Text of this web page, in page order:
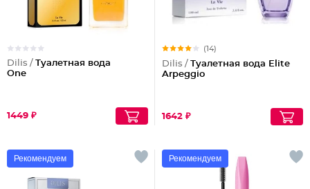
Dilis / Туалетная вода
One
1449 ₽
(14)
Dilis / Туалетная вода Elite
Arpeggio
1642 ₽
Рекомендуем Рекомендуем